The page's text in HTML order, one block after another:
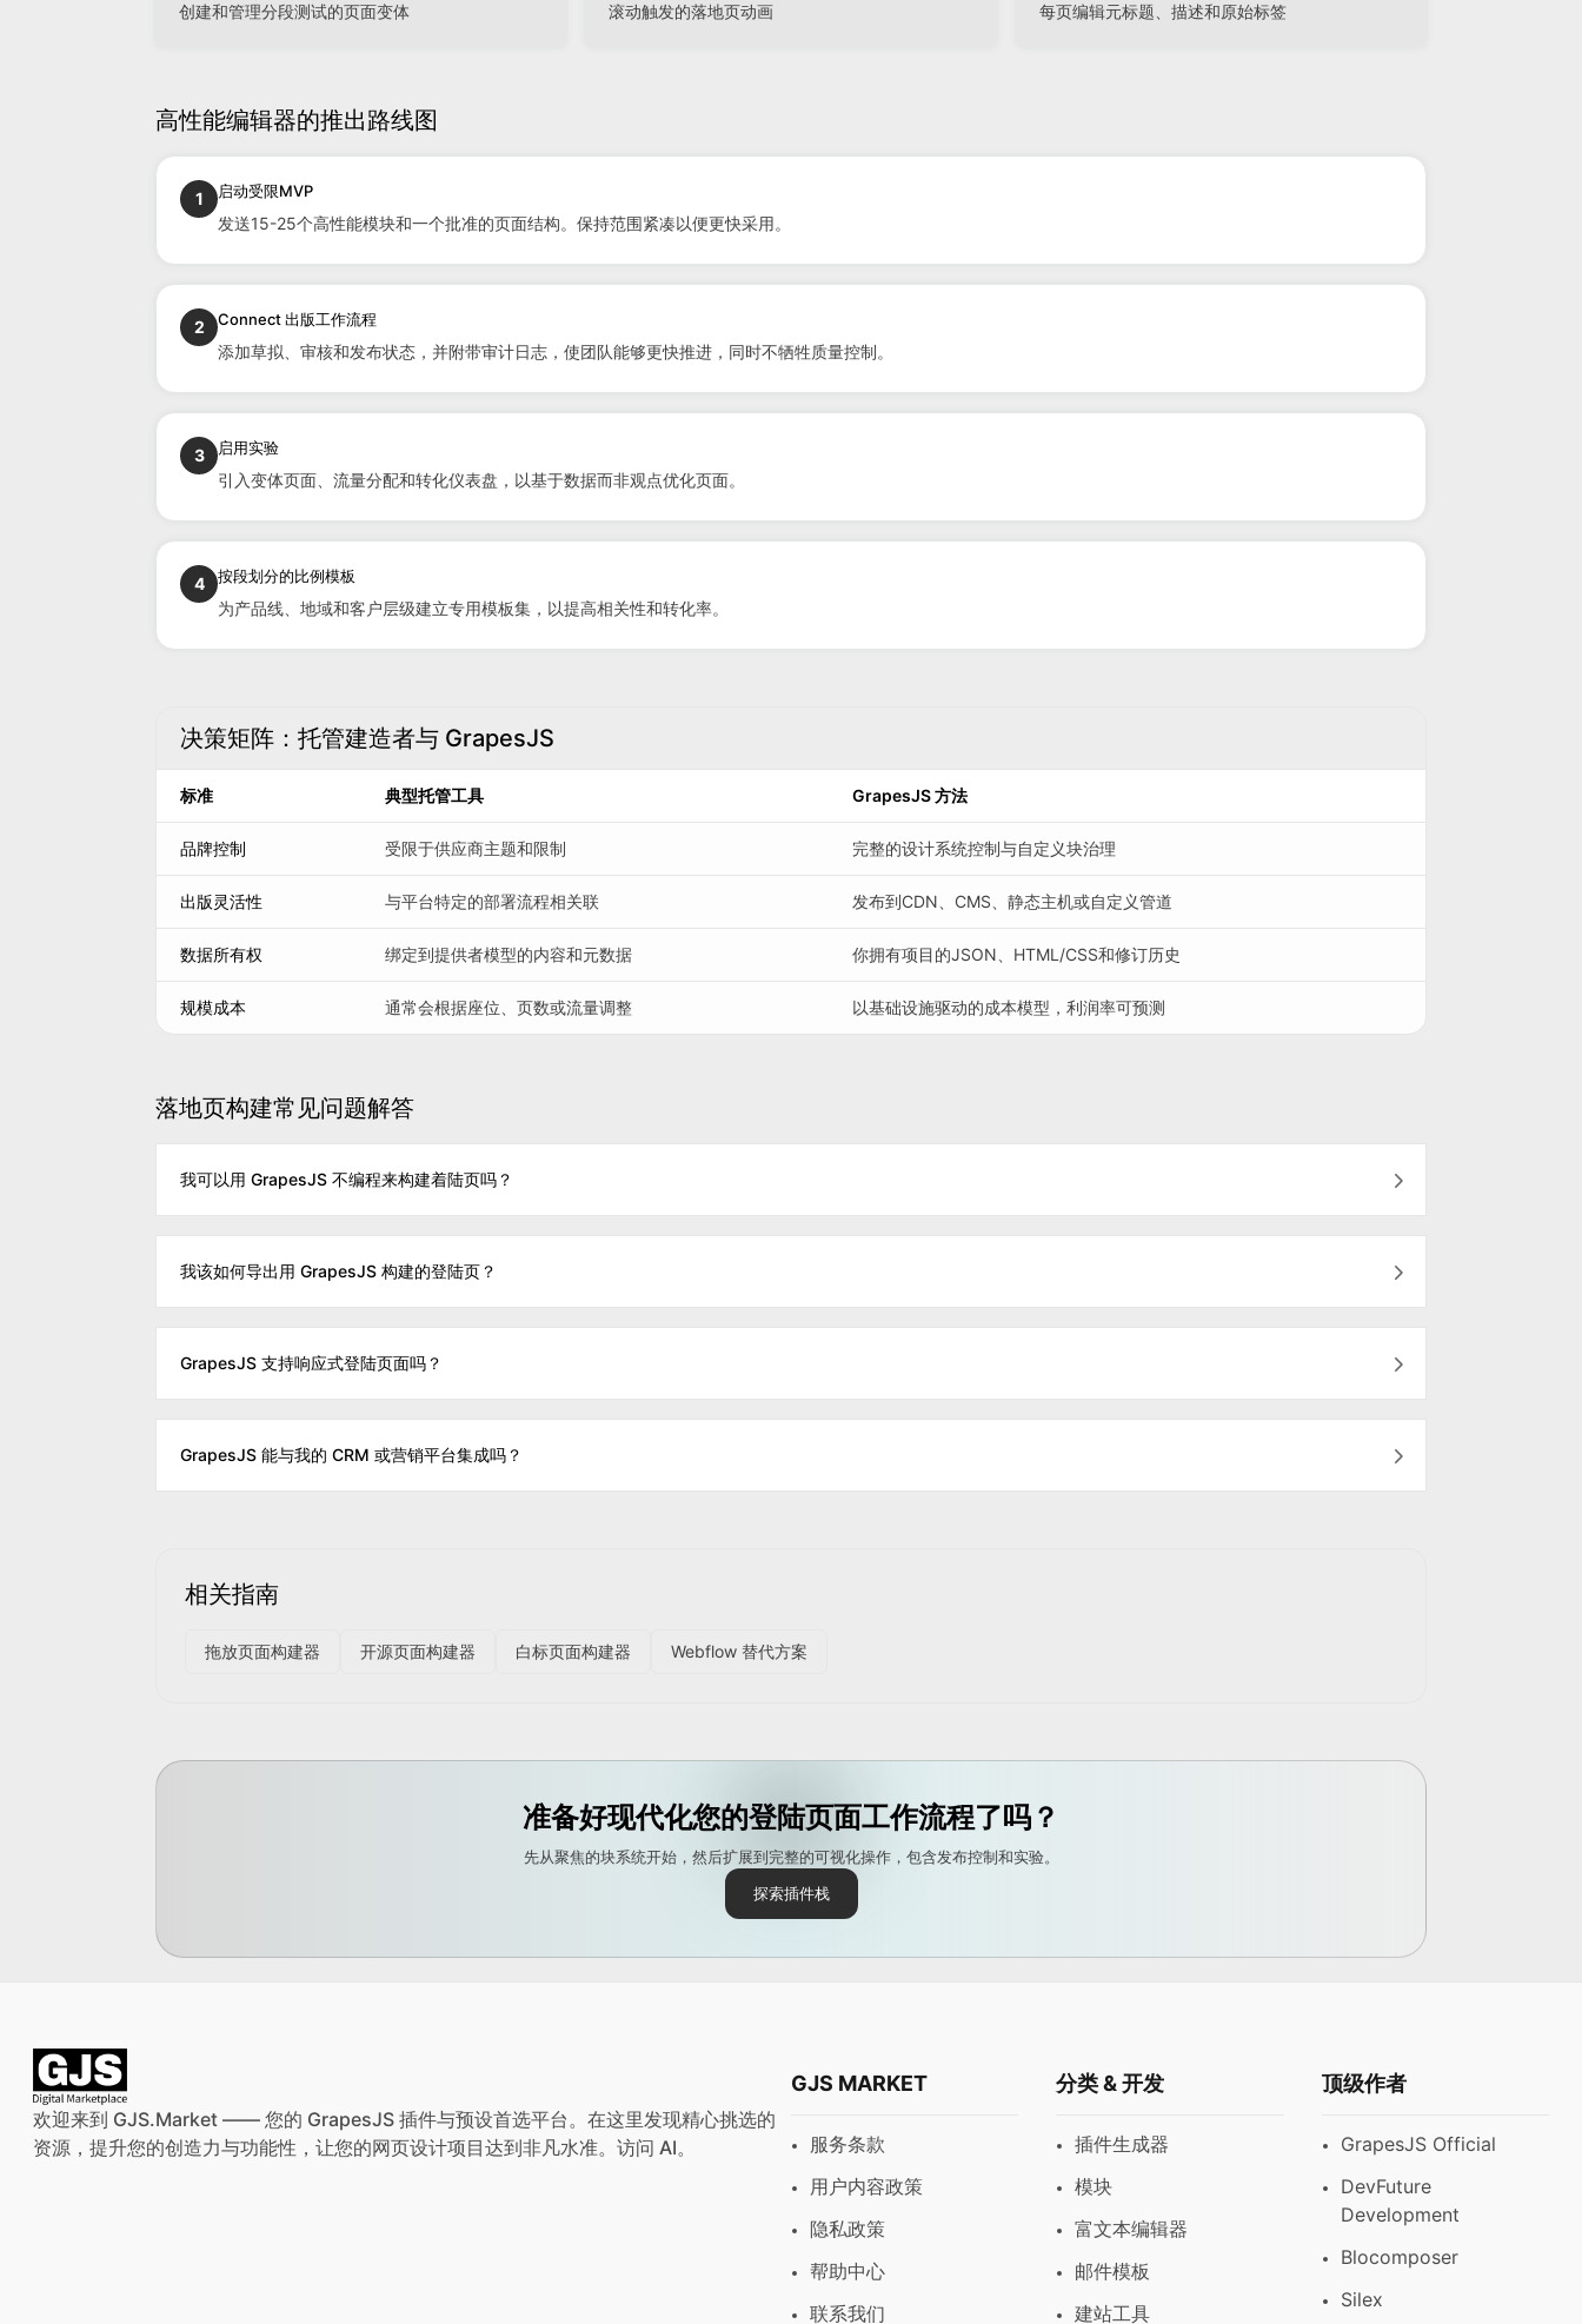
创建和管理分段测试的页面变体 滚动触发的落地页动画 每页编辑元标题、描述和原始标签
高性能编辑器的推出路线图
1 启动受限MVP
发送15-25个高性能模块和一个批准的页面结构。保持范围紧凑以便更快采用。
2 Connect 出版工作流程
添加草拟、审核和发布状态，并附带审计日志，使团队能够更快推进，同时不牺牲质量控制。
3 启用实验
引入变体页面、流量分配和转化仪表盘，以基于数据而非观点优化页面。
4 按段划分的比例模板
为产品线、地域和客户层级建立专用模板集，以提高相关性和转化率。
决策矩阵：托管建造者与 GrapesJS
标准 典型托管工具 GrapesJS 方法
品牌控制 受限于供应商主题和限制 完整的设计系统控制与自定义块治理
出版灵活性 与平台特定的部署流程相关联 发布到CDN、CMS、静态主机或自定义管道
数据所有权 绑定到提供者模型的内容和元数据 你拥有项目的JSON、HTML/CSS和修订历史
规模成本 通常会根据座位、页数或流量调整 以基础设施驱动的成本模型，利润率可预测
落地页构建常见问题解答
我可以用 GrapesJS 不编程来构建着陆页吗？
我该如何导出用 GrapesJS 构建的登陆页？
GrapesJS 支持响应式登陆页面吗？
GrapesJS 能与我的 CRM 或营销平台集成吗？
相关指南
拖放页面构建器 开源页面构建器 白标页面构建器 Webflow 替代方案
准备好现代化您的登陆页面工作流程了吗？
先从聚焦的块系统开始，然后扩展到完整的可视化操作，包含发布控制和实验。
探索插件栈
欢迎来到 GJS.Market —— 您的 GrapesJS 插件与预设首选平台。在这里发现精心挑选的
资源，提升您的创造力与功能性，让您的网页设计项目达到非凡水准。访问 AI。
GJS MARKET
服务条款
用户内容政策
隐私政策
帮助中心
联系我们
分类 & 开发
插件生成器
模块
富文本编辑器
邮件模板
建站工具
顶级作者
GrapesJS Official
DevFuture
Development
Blocomposer
Silex